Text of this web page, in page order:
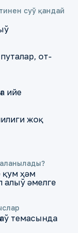
суў қандай
от-
ийе
жоқ
қум ҳәм
алыў әмелге
темасында